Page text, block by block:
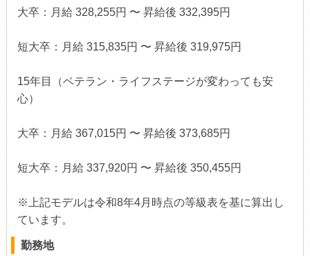
大卒：月給 328,255円 〜 昇給後 332,395円
短大卒：月給 315,835円 〜 昇給後 319,975円
15年目（ベテラン・ライフステージが変わっても安
心）
大卒：月給 367,015円 〜 昇給後 373,685円
短大卒：月給 337,920円 〜 昇給後 350,455円
※上記モデルは令和8年4月時点の等級表を基に算出し
ています。
勤務地